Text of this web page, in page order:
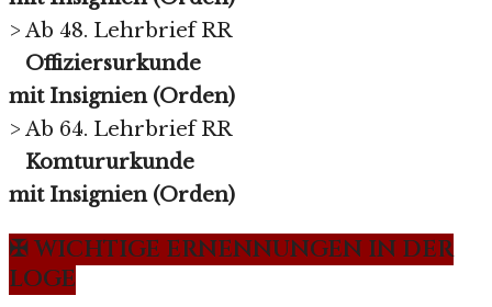
> Ab 48. Lehrbrief RR
Offiziersurkunde
mit Insignien (Orden)
> Ab 64. Lehrbrief RR
Komtururkunde
mit Insignien (Orden)
✠ WICHTIGE ERNENNUNGEN IN DER
LOGE